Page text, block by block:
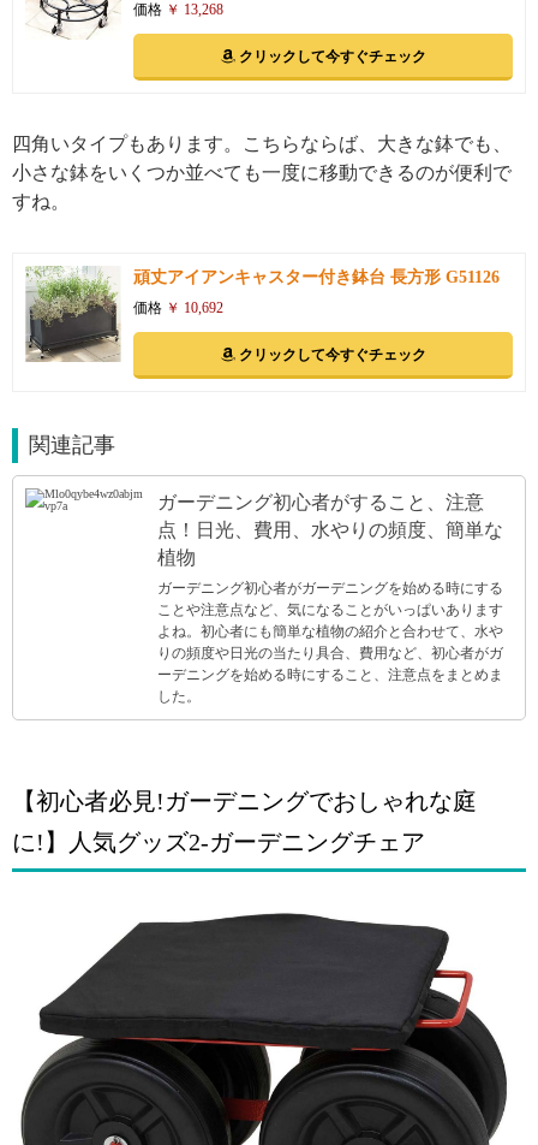
価格 ￥ 13,268
クリックして今すぐチェック
四角いタイプもあります。こちらならば、大きな鉢でも、
小さな鉢をいくつか並べても一度に移動できるのが便利で
すね。
頑丈アイアンキャスター付き鉢台 長方形 G51126
価格 ￥ 10,692
クリックして今すぐチェック
関連記事
ガーデニング初心者がすること、注意
点！日光、費用、水やりの頻度、簡単な
植物
ガーデニング初心者がガーデニングを始める時にする
ことや注意点など、気になることがいっぱいあります
よね。初心者にも簡単な植物の紹介と合わせて、水や
りの頻度や日光の当たり具合、費用など、初心者がガ
ーデニングを始める時にすること、注意点をまとめま
した。
【初心者必見!ガーデニングでおしゃれな庭
に!】人気グッズ2-ガーデニングチェア